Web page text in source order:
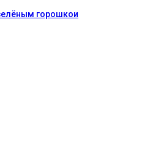
горошкои